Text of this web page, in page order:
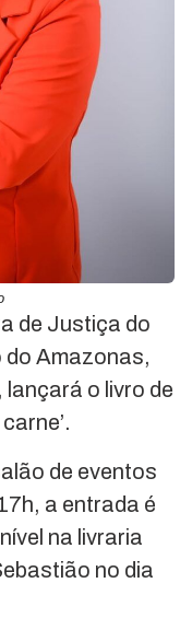
de Justiça do
do Amazonas,
o livro de
de eventos
a entrada é
na livraria
no dia